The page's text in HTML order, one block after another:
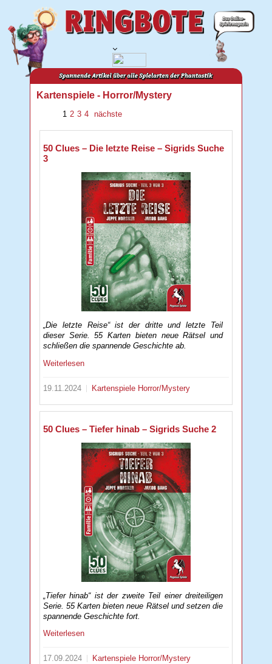
Kartenspiele - Horror/Mystery
1 2 3 4 nächste
50 Clues – Die letzte Reise – Sigrids Suche
3
„Die letzte Reise“ ist der dritte und letzte Teil
dieser Serie. 55 Karten bieten neue Rätsel und
schließen die spannende Geschichte ab.
Weiterlesen
19.11.2024 Kartenspiele Horror/Mystery
50 Clues – Tiefer hinab – Sigrids Suche 2
„Tiefer hinab“ ist der zweite Teil einer dreiteiligen
Serie. 55 Karten bieten neue Rätsel und setzen die
spannende Geschichte fort.
Weiterlesen
17.09.2024 Kartenspiele Horror/Mystery